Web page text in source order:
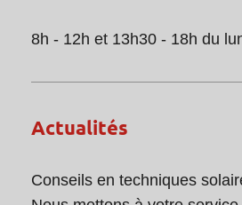
8h - 12h et 13h30 - 18h du
Actualités
Conseils en techniques